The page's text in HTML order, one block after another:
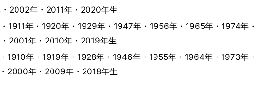
2002年・2011年・2020年生
1911年・1920年・1929年・1947年・1956年・1965年・1974年・
2001年・2010年・2019年生
1910年・1919年・1928年・1946年・1955年・1964年・1973年・
2000年・2009年・2018年生